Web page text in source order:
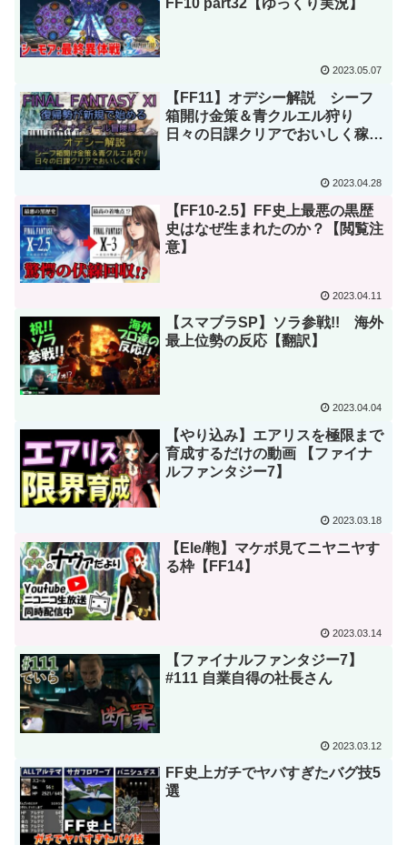
FF10 part32【ゆっくり実況】
2023.05.07
【FF11】オデシー解説 シーフ
箱開け金策＆青クルエル狩り
日々の日課クリアでおいしく稼
2023.04.28
【FF10-2.5】FF史上最悪の黒歴
史はなぜ生まれたのか？【閲覧注
意】
2023.04.11
【スマブラSP】ソラ参戦!! 海外
最上位勢の反応【翻訳】
2023.04.04
【やり込み】エアリスを極限まで
育成するだけの動画 【ファイナ
ルファンタジー7】
2023.03.18
【Ele/鞄】マケボ見てニヤニヤす
る枠【FF14】
2023.03.14
【ファイナルファンタジー7】
#111 自業自得の社長さん
2023.03.12
FF史上ガチでヤバすぎたバグ技5
選